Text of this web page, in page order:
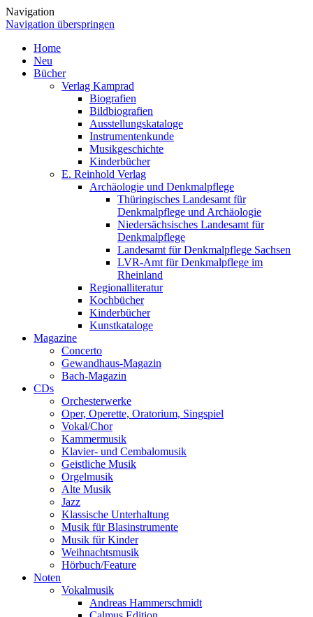
Navigation
Navigation überspringen
Home
Neu
Bücher
Verlag Kamprad
Biografien
Bildbiografien
Ausstellungskataloge
Instrumentenkunde
Musikgeschichte
Kinderbücher
E. Reinhold Verlag
Archäologie und Denkmalpflege
Thüringisches Landesamt für
Denkmalpflege und Archäologie
Niedersächsisches Landesamt für
Denkmalpflege
Landesamt für Denkmalpflege Sachsen
LVR-Amt für Denkmalpflege im
Rheinland
Regionalliteratur
Kochbücher
Kinderbücher
Kunstkataloge
Magazine
Concerto
Gewandhaus-Magazin
Bach-Magazin
CDs
Orchesterwerke
Oper, Operette, Oratorium, Singspiel
Vokal/Chor
Kammermusik
Klavier- und Cembalomusik
Geistliche Musik
Orgelmusik
Alte Musik
Jazz
Klassische Unterhaltung
Musik für Blasinstrumente
Musik für Kinder
Weihnachtsmusik
Hörbuch/Feature
Noten
Vokalmusik
Andreas Hammerschmidt